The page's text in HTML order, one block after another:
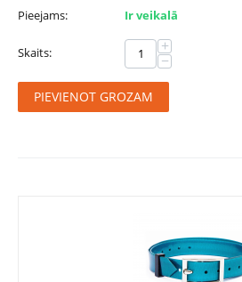
Pieejams:
Ir veikalā
Skaits: +
−
PIEVIENOT GROZAM